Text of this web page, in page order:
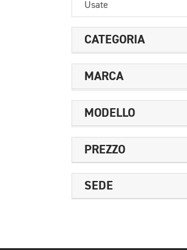
Usate
CATEGORIA
MARCA
MODELLO
PREZZO
SEDE